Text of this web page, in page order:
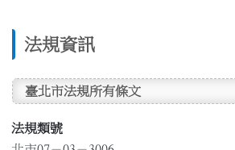
法規資訊
臺北市法規所有條文
法規類號